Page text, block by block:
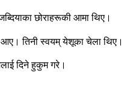
छोराहरूकी आमा थिए।
आए। तिनी स्‍वयम्‌ येशूका चेला थिए।
दिने हुकुम गरे।